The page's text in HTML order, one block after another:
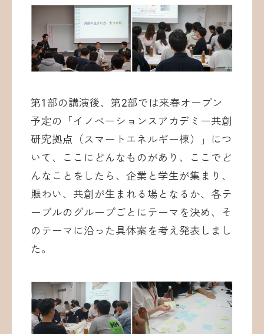
第1部の講演後、第2部では来春オープン
予定の「イノベーションスアカデミー共創
研究拠点（スマートエネルギー棟）」につ
いて、ここにどんなものがあり、ここでど
んなことをしたら、企業と学生が集まり、
賑わい、共創が生まれる場となるか、各テ
ーブルのグループごとにテーマを決め、そ
のテーマに沿った具体案を考え発表しまし
た。